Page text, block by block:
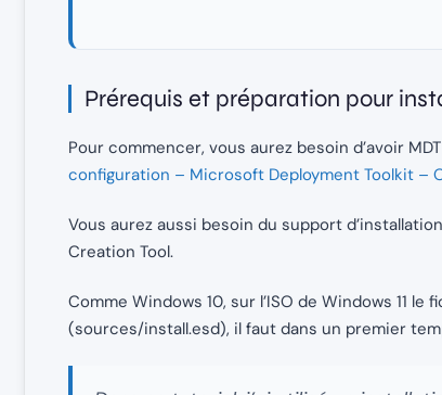
Prérequis et préparation pour
Pour commencer, vous aurez besoin d’avoir
configuration – Microsoft Deployment Toolkit –
Vous aurez aussi besoin du support
Creation Tool.
Comme Windows 10, sur l’ISO de Windows 11
(sources/install.esd), il faut dans un premier